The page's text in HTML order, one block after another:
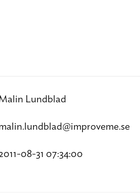
Lundblad
08-31 07:34:00